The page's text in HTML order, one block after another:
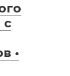
с
•